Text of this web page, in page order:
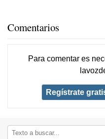
Comentarios
Para comentar es
Regístrate